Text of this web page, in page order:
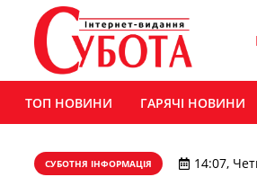
ТОП НОВИНИ ГАРЯЧІ НОВИНИ
СУБОТНЯ ІНФОРМАЦІЯ 14:07,